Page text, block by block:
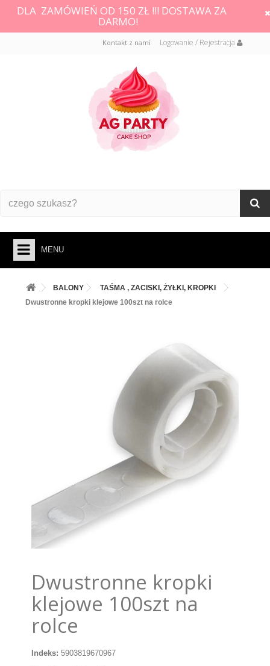
DLA ZAMÓWIEŃ OD 150 ZŁ !!! DOSTAWA ZA
DARMO!
Logowanie / Rejestracja
Kontakt z nami
MENU
PIECZENIE
PODKŁADY /PRZEKŁADKI/WSPORNIKI/BANKETÓWKI
BUTLA Z HELEM
ZAMSZ W SPRAYU
BALONY
TAŚMA , ZACISKI, ŻYŁKI, KROPKI
Dwustronne kropki klejowe 100szt na rolce
Dwustronne kropki
klejowe 100szt na
rolce
Indeks: 5903819670967